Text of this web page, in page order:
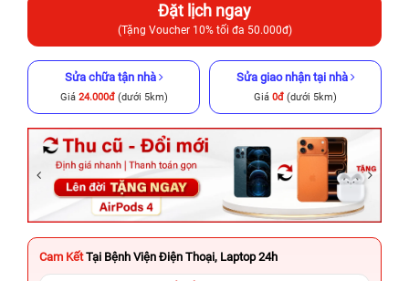
Đặt lịch ngay
(Tặng Voucher 10% tối đa 50.000đ)
Sửa chữa tận nhà
Giá 24.000đ(dưới 5km)
Sửa giao nhận tại nhà
Giá 0đ (dưới 5km)
Cam Kết Tại Bệnh Viện Điện Thoại, Laptop 24h